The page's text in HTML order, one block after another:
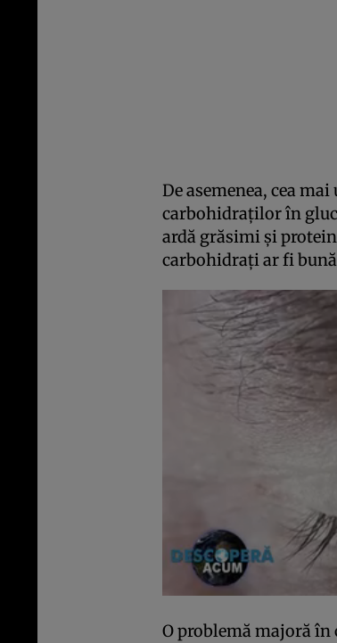
De asemenea, cea
carbohidraţilor în
ardă grăsimi şi
carbohidraţi ar fi bună
O problemă majoră în